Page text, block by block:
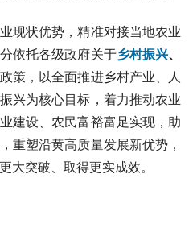
现状优势，精准对接当地农业
依托各级政府关于乡村振兴、
策，以全面推进乡村产业、人
兴为核心目标，着力推动农业
建设、农民富裕富足实现，助
重塑沿黄高质量发展新优势，
大突破、取得更实成效。